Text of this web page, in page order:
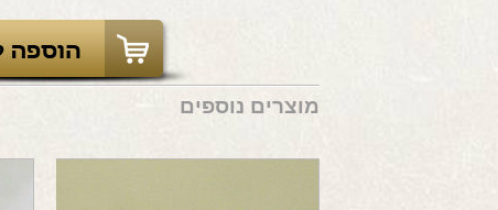
מוצרים נוספים